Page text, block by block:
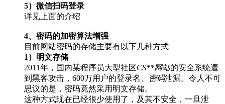
5）微信扫码登录
详见上面的介绍
4、密码的加密算法增强
目前网站密码的存储主要有以下几种方式
1）明文存储
2011年，国内某程序员大型社区CS**网站的安全系统遭
到黑客攻击，600万用户的登录名、
密码泄漏。令人不可
思议的是，密码竟然采用明文存储。
这种方式现在已经很少使用了，及其不安全，一旦泄